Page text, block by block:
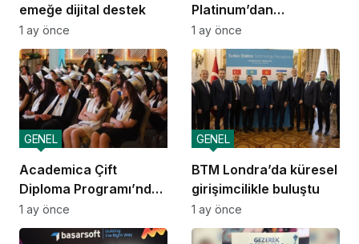
emeğe dijital destek
1 ay önce
Platinum’dan
yatırımcılara 10 yıllık
amortisman güvencesi
1 ay önce
Academica Çift
Diploma Programı’nda
mezuniyet heyecanı
GENEL
1 ay önce
BTM Londra’da küresel
girişimcilikle buluştu
GENEL
1 ay önce